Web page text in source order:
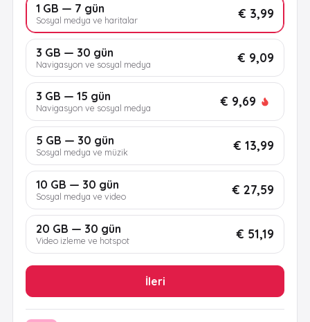
1 GB — 7 gün
Sosyal medya ve haritalar € 3,99
3 GB — 30 gün
Navigasyon ve sosyal medya € 9,09
3 GB — 15 gün
Navigasyon ve sosyal medya € 9,69
5 GB — 30 gün
Sosyal medya ve müzik € 13,99
10 GB — 30 gün
Sosyal medya ve video € 27,59
20 GB — 30 gün
Video izleme ve hotspot € 51,19
İleri